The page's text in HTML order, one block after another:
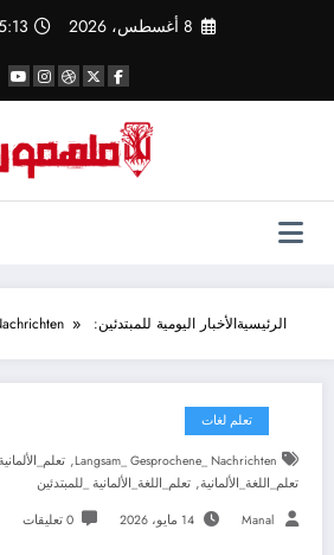
8 أغسطس، 2026 AM
الرئيسيةالأخبار اليومية للمبتدئين: Langsam gesprochene Nachrichten
تعلم لغات
Langsam_ Gesprochene_ Nachrichten
,
تعلم_اللغة_الألمانية, تعلم_اللغة_الألمانية _للمبتدئين
Manal 14 مايو، 2026 0 تعليقات